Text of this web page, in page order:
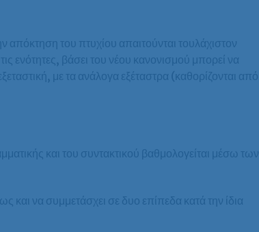
απόκτηση του πτυχίου απαιτούνται τουλάχιστον
ενότητες, βάσει του νέου κανονισμού μπορεί να
με τα ανάλογα εξέταστρα (καθορίζονται από
και του συντακτικού βαθμολογείται μέσω των
και να συμμετάσχει σε δυο επίπεδα κατά την ίδια